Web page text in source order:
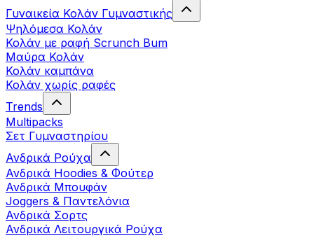
Γυναικεία Κολάν Γυμναστικής
Ψηλόμεσα Κολάν
Κολάν με ραφή Scrunch Bum
Μαύρα Κολάν
Κολάν καμπάνα
Κολάν χωρίς ραφές
Trends
Multipacks
Σετ Γυμναστηρίου
Ανδρικά Ρούχα
Ανδρικά Hoodies & Φούτερ
Ανδρικά Μπουφάν
Joggers & Παντελόνια
Ανδρικά Σορτς
Ανδρικά Λειτουργικά Ρούχα